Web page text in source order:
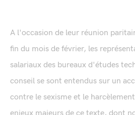
A l'occasion de leur réunion
fin du mois de février, les
salariaux des bureaux d'études
conseil se sont entendus sur un
contre le sexisme et le